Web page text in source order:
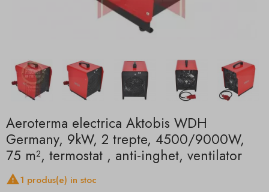
Aeroterma electrica Aktobis WDH
Germany, 9kW, 2 trepte, 4500/9000W,
75 m², termostat , anti-inghet, ventilator
1 produs(e) in stoc